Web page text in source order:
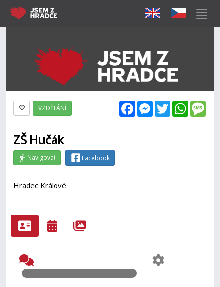
FacebookMessenger
Twitter
VZDĚLÁNÍ
ZŠ Hučák
Navigovat Facebook
Hradec Králové